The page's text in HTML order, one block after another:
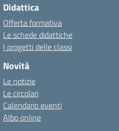
Didattica
Offerta formativa
Le schede didattiche
I progetti delle classi
Novità
Le notizie
Le circolari
Calendario eventi
Albo online